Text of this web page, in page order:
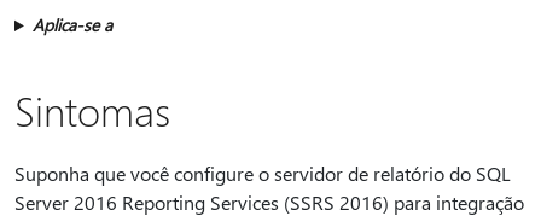
Aplica-se a
Sintomas
Suponha que você configure o servidor de relatório do SQL
Server 2016 Reporting Services (SSRS 2016) para integração